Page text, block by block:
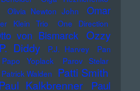
Olivia Newton John
Omar
Klein Trio
One Direction
von Bismarck Ozzy
P. Diddy P.J. Harvey
Pan
Papo Yoplack
Parov Stelar
Patrick Walden Patti Smith
Paul Kalkbrenner
Paul